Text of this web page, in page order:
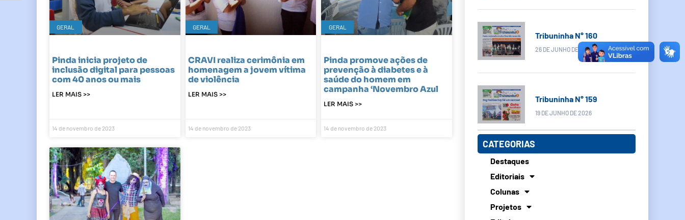
GERAL
Pinda inicia projeto de
inclusão digital para pessoas
com 40 anos ou mais
LER MAIS >>
14 de novembro de 2023
GERAL
CRAVI realiza cerimônia em
homenagem a jovem vítima
de violência
LER MAIS >>
14 de novembro de 2023
GERAL
Pinda promove ações de
prevenção à diabetes e à
saúde do homem em
campanha ‘Novembro Azul
LER MAIS >>
14 de novembro de 2023
Tribuninha N° 160
26 DE JUNHO DE 2026
Tribuninha N° 159
19 DE JUNHO DE 2026
CATEGORIAS
Destaques
Editoriais
Colunas
Projetos